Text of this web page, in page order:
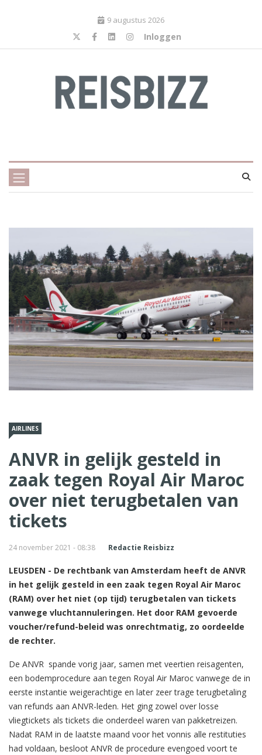
9 augustus 2026
Inloggen
AIRLINES
ANVR in gelijk gesteld in
zaak tegen Royal Air Maroc
over niet terugbetalen van
tickets
24 november 2021 - 08:38 Redactie Reisbizz
LEUSDEN - De rechtbank van Amsterdam heeft de ANVR
in het gelijk gesteld in een zaak tegen Royal Air Maroc
(RAM) over het niet (op tijd) terugbetalen van tickets
vanwege vluchtannuleringen. Het door RAM gevoerde
voucher/refund-beleid was onrechtmatig, zo oordeelde
de rechter.
De ANVR spande vorig jaar, samen met veertien reisagenten,
een bodemprocedure aan tegen Royal Air Maroc vanwege de in
eerste instantie weigerachtige en later zeer trage terugbetaling
van refunds aan ANVR-leden. Het ging zowel over losse
vliegtickets als tickets die onderdeel waren van pakketreizen.
Nadat RAM in de laatste maand voor het vonnis alle restituties
had voldaan, besloot ANVR de procedure evengoed voort te